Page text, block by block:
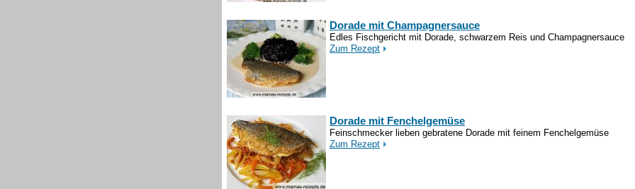
Dorade mit Champagnersauce
Edles Fischgericht mit Dorade, schwarzem Reis und Champagnersauce
Zum Rezept
Dorade mit Fenchelgemüse
Feinschmecker lieben gebratene Dorade mit feinem Fenchelgemüse
Zum Rezept